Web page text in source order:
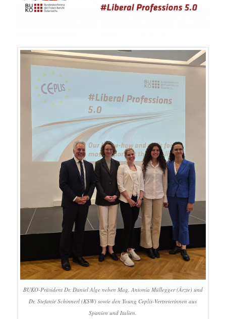
BUKO-Präsident Dr. Daniel Alge neben Mag. Antonia Müllegger (Ärzte) und
Dr. Stefanie Schinnerl (KSW) sowie den Young Ceplis-Vertreterinnen aus
Spanien und Italien.